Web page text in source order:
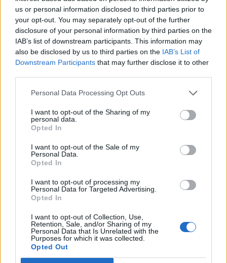
us or personal information disclosed to third parties prior to
your opt-out. You may separately opt-out of the further
disclosure of your personal information by third parties on the
IAB’s list of downstream participants. This information may
also be disclosed by us to third parties on the IAB’s List of
Downstream Participants that may further disclose it to other
Personal Data Processing Opt Outs
I want to opt-out of the Sharing of my
personal data.
Opted In
I want to opt-out of the Sale of my
Personal Data.
Opted In
I want to opt-out of processing my
Personal Data for Targeted Advertising.
Opted In
I want to opt-out of Collection, Use,
Retention, Sale, and/or Sharing of my
Personal Data that Is Unrelated with the
Purposes for which it was collected.
Opted Out
2026. augusztus 05., szerda
Dolgoznak az utak helyreállításán
Gyergyószentmiklóson